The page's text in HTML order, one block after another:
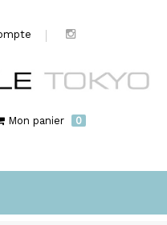
Mon panier 0